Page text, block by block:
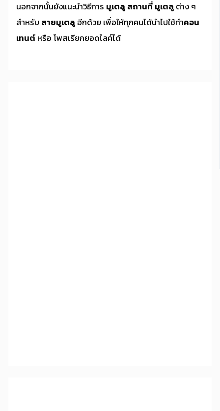
นอกจากนั้นยังแนะนำวิธีการ มูเตลู สถานที่ มูเตลู ต่าง ๆ
สำหรับ สายมูเตลู อีกด้วย เพื่อให้ทุกคนได้นำไปใช้ทำคอน
เทนต์ หรือ โพสเรียกยอดไลค์ได้